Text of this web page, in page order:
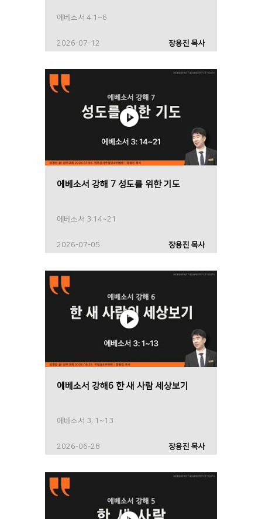
에베소서 4:1~6
2026-07-12 장용진 목사
에베소서 강해 7 성도를 위한 기도
에베소서 3:14~21
2026-07-05 장용진 목사
에베소서 강해6 한 새 사람 세상보기
에베소서 3: 1~13
2026-06-28 장용진 목사